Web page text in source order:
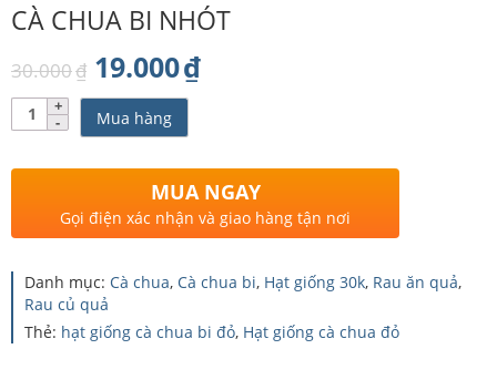
CÀ CHUA BI NHÓT
30.000₫ Giá
gốc
là:
30.000₫.
19.000₫Giá
là:
19.000₫.
Số
lượng
Mua hàng
MUA NGAY
Gọi điện xác nhận và giao hàng tận nơi
Danh mục: Cà chua, Cà chua bi, Hạt giống 30k, Rau ăn quả,
Rau củ quả
Thẻ: hạt giống cà chua bi đỏ, Hạt giống cà chua đỏ